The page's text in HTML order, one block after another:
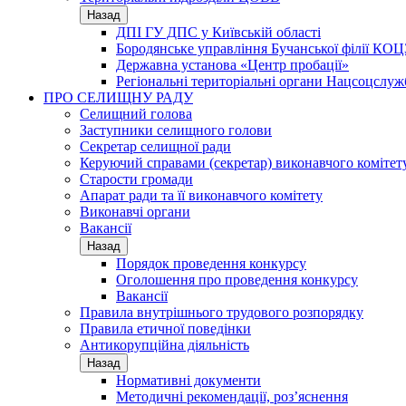
Назад
ДПІ ГУ ДПС у Київській області
Бородянське управління Бучанської філії
Державна установа «Центр пробації»
Регіональні територіальні органи
ПРО СЕЛИЩНУ РАДУ
Селищний голова
Заступники селищного голови
Секретар селищної ради
Керуючий справами (секретар) виконавчого
Старости громади
Апарат ради та її виконавчого комітету
Виконавчі органи
Вакансії
Назад
Порядок проведення конкурсу
Оголошення про проведення конкурсу
Вакансії
Правила внутрішнього трудового розпорядку
Правила етичної поведінки
Антикорупційна діяльність
Назад
Нормативні документи
Методичні рекомендації, роз’яснення